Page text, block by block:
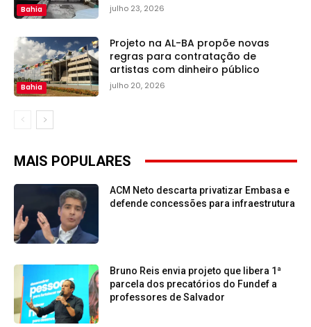
Bahia julho 23, 2026
Bahia
Projeto na AL-BA propõe novas
regras para contratação de
artistas com dinheiro público
julho 20, 2026
MAIS POPULARES
ACM Neto descarta privatizar Embasa e
defende concessões para infraestrutura
Bruno Reis envia projeto que libera 1ª
parcela dos precatórios do Fundef a
professores de Salvador